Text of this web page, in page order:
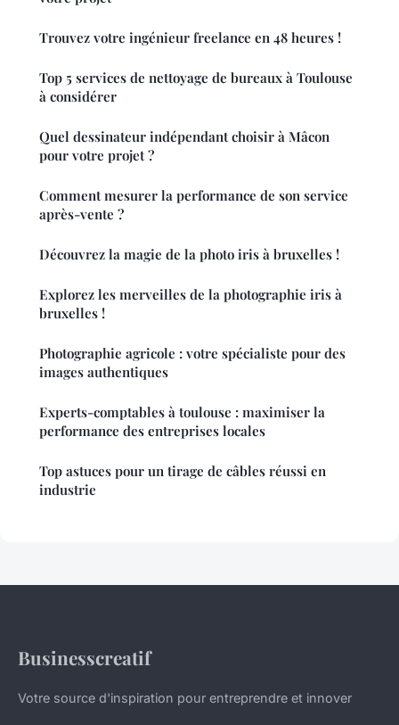
Trouvez votre ingénieur freelance en 48 heures !
Top 5 services de nettoyage de bureaux à Toulouse
à considérer
Quel dessinateur indépendant choisir à Mâcon
pour votre projet ?
Comment mesurer la performance de son service
après-vente ?
Découvrez la magie de la photo iris à bruxelles !
Explorez les merveilles de la photographie iris à
bruxelles !
Photographie agricole : votre spécialiste pour des
images authentiques
Experts-comptables à toulouse : maximiser la
performance des entreprises locales
Top astuces pour un tirage de câbles réussi en
industrie
Businesscreatif
Votre source d'inspiration pour entreprendre et innover